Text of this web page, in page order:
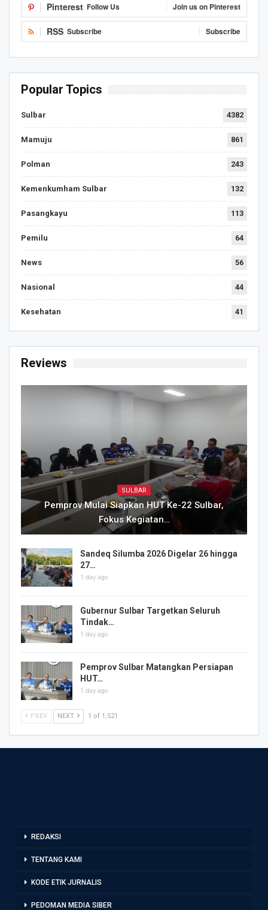
Pinterest Follow Us Join us on Pinterest
RSS Subscribe Subscribe
Popular Topics
Sulbar 4382
Mamuju 861
Polman 243
Kemenkumham Sulbar 132
Pasangkayu 113
Pemilu 64
News 56
Nasional 44
Kesehatan 41
Reviews
SULBAR
Pemprov Mulai Siapkan HUT Ke-22 Sulbar,
Fokus Kegiatan…
Sandeq Silumba 2026 Digelar 26 hingga
27…
1 day ago
Gubernur Sulbar Targetkan Seluruh
Tindak…
1 day ago
Pemprov Sulbar Matangkan Persiapan
HUT…
1 day ago
PREV NEXT 1 of 1,521
REDAKSI
TENTANG KAMI
KODE ETIK JURNALIS
PEDOMAN MEDIA SIBER